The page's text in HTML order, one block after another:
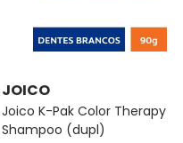
JOICO
Joico K-Pak Color Therapy
Shampoo (dupl)